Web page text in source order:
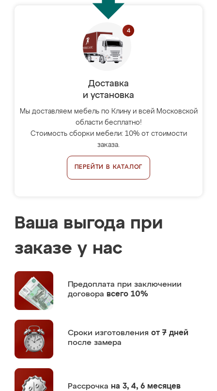
Доставка
и установка
Мы доставляем мебель по Клину и всей Московской
области бесплатно!
Стоимость сборки мебели: 10% от стоимости
заказа.
ПЕРЕЙТИ В КАТАЛОГ
Ваша выгода при
заказе у нас
Предоплата при заключении
договора всего 10%
Сроки изготовления от 7 дней
после замера
Рассрочка на 3, 4, 6 месяцев